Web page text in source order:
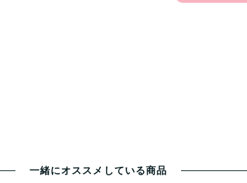
下記サイト
「いろいろ
一緒にオススメしている商品